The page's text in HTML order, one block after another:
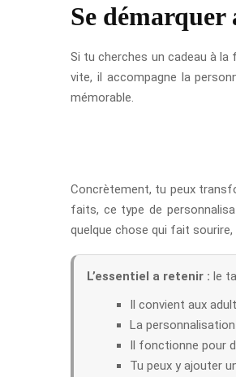
Se démarquer
Si tu cherches un cadeau à la
vite, il accompagne la
mémorable.
Concrètement, tu peux
faits, ce type de
quelque chose qui fait
L’essentiel a retenir : le
Il convient aux
La
Il fonctionne pour
Tu peux y ajouter